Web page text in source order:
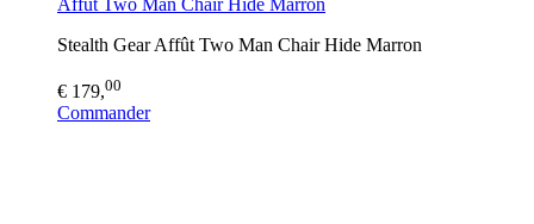
Affût Two Man Chair Hide Marron
Stealth Gear Affût Two Man Chair Hide Marron
€ 179,00
Commander